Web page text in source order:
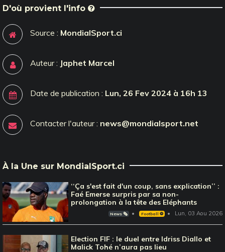
D'où provient l'info
Source : MondialSport.ci
Auteur : Japhet Marcel
Date de publication : Lun, 26 Fev 2024 à 16h 13
Contacter l'auteur : news@mondialsport.net
À la Une sur MondialSport.ci
‘‘Ça s'est fait d'un coup, sans explication’’ :
Faé Emerse surpris par sa non-
prolongation à la tête des Eléphants
News 🗞️ Football ⚽️ Lun, 03 Aou 2026
Election FIF : le duel entre Idriss Diallo et
Malick Tohé n’aura pas lieu